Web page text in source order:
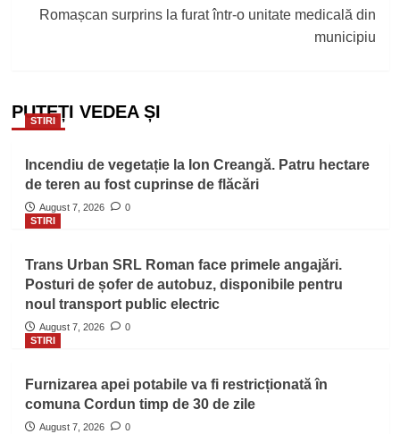
Romașcan surprins la furat într-o unitate medicală din
municipiu
PUTEȚI VEDEA ȘI
STIRI
Incendiu de vegetație la Ion Creangă. Patru hectare
de teren au fost cuprinse de flăcări
August 7, 2026
0
STIRI
Trans Urban SRL Roman face primele angajări.
Posturi de șofer de autobuz, disponibile pentru
noul transport public electric
August 7, 2026
0
STIRI
Furnizarea apei potabile va fi restricționată în
comuna Cordun timp de 30 de zile
August 7, 2026 0